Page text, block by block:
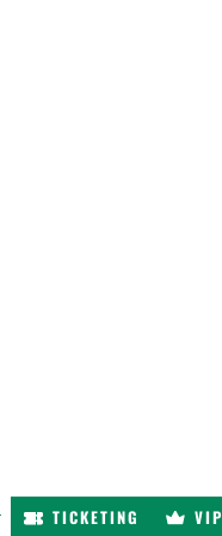
TICKETING VIP